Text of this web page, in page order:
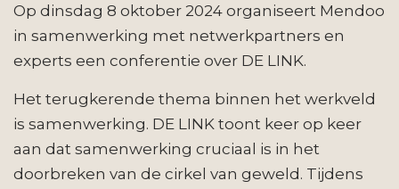
Op dinsdag 8 oktober 2024 organiseert Mendoo
in samenwerking met netwerkpartners en
experts een conferentie over DE LINK.
Het terugkerende thema binnen het werkveld
is samenwerking. DE LINK toont keer op keer
aan dat samenwerking cruciaal is in het
doorbreken van de cirkel van geweld. Tijdens